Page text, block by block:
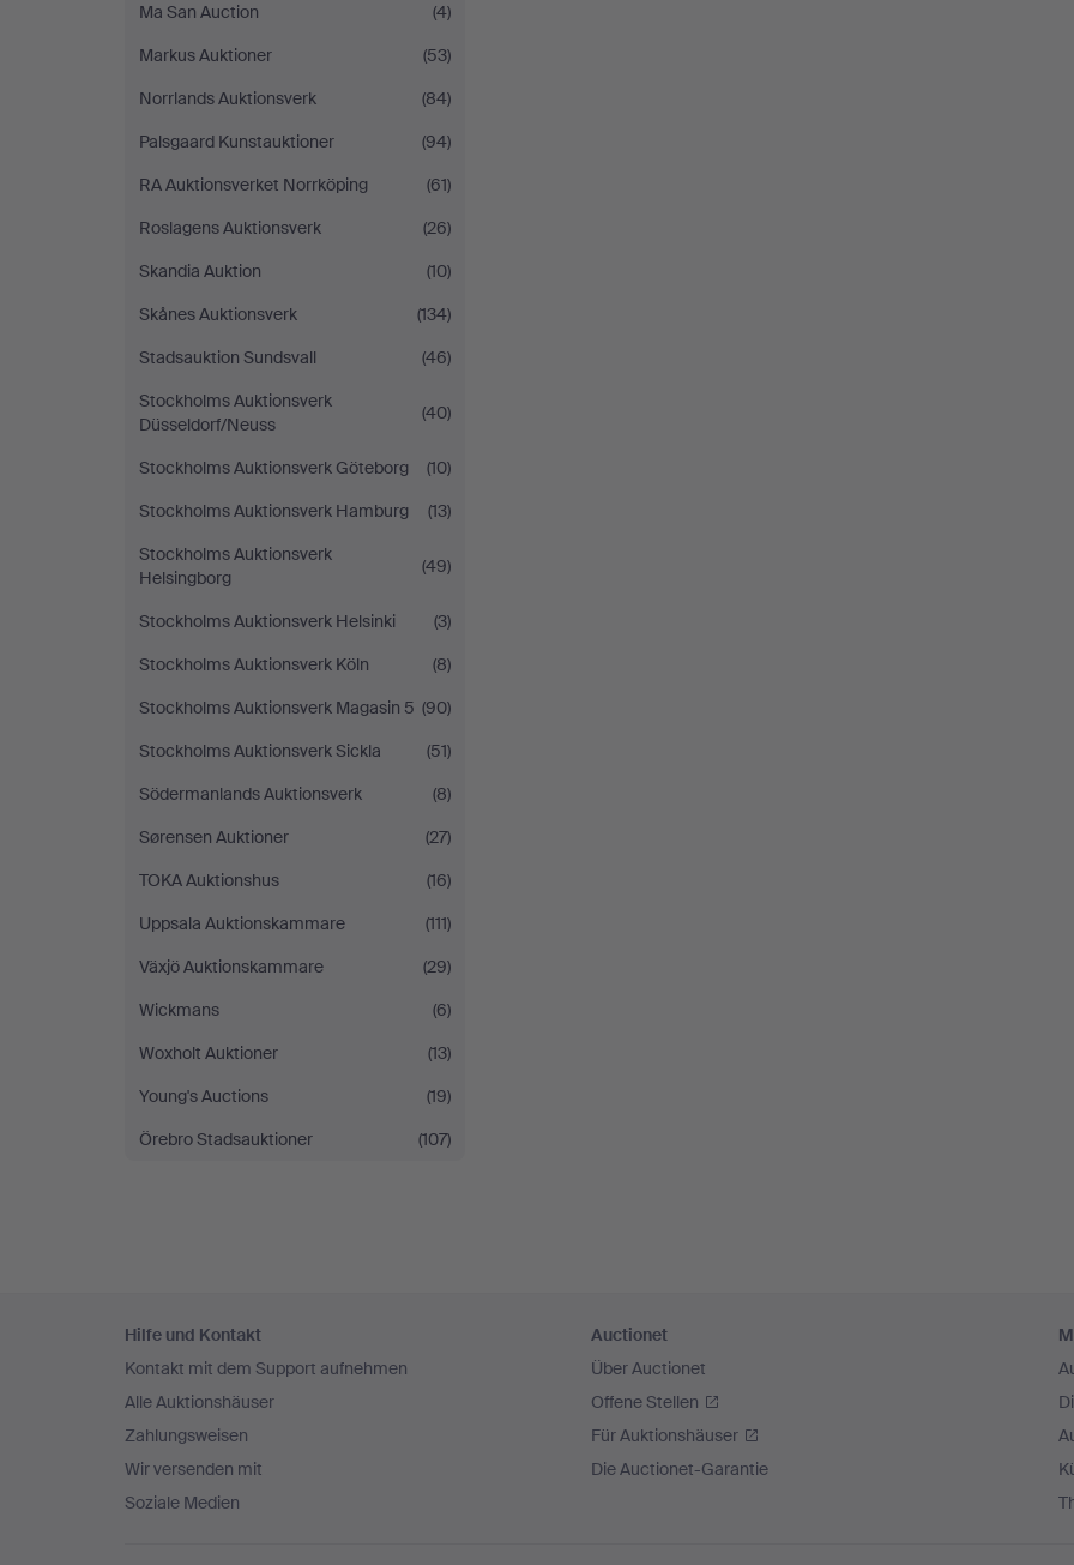
Ma San Auction
(4)
Markus Auktioner
(53)
Norrlands Auktionsverk
(84)
Palsgaard Kunstauktioner
(94)
RA Auktionsverket Norrköping
(61)
Roslagens Auktionsverk
(26)
Skandia Auktion
(10)
Skånes Auktionsverk
(134)
Stadsauktion Sundsvall
(46)
Stockholms Auktionsverk
Düsseldorf/Neuss
(40)
Stockholms Auktionsverk Göteborg
(10)
Stockholms Auktionsverk Hamburg
(13)
Stockholms Auktionsverk
Helsingborg
(49)
Stockholms Auktionsverk Helsinki
(3)
Stockholms Auktionsverk Köln
(8)
Stockholms Auktionsverk Magasin 5 (90)
Stockholms Auktionsverk Sickla
(51)
Södermanlands Auktionsverk
(8)
Sørensen Auktioner
(27)
TOKA Auktionshus
(16)
Uppsala Auktionskammare
(111)
Växjö Auktionskammare
(29)
Wickmans
(6)
Woxholt Auktioner
(13)
Young's Auctions
(19)
Örebro Stadsauktioner
(107)
Navigation
Hilfe und Kontakt
Kontakt mit dem Support aufnehmen
Alle Auktionshäuser
Zahlungsweisen
Wir versenden mit
Soziale Medien
Auctionet
Über Auctionet
Offene Stellen
Für Auktionshäuser
Die Auctionet-Garantie